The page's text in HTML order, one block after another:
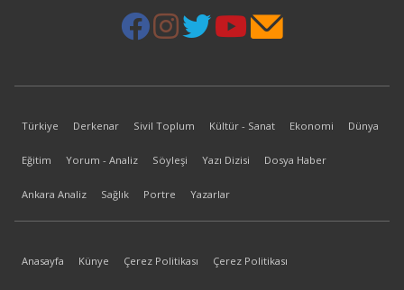
Türkiye Derkenar Sivil Toplum Kültür - Sanat Ekonomi Dünya
Eğitim Yorum - Analiz Söyleşi Yazı Dizisi Dosya Haber
Ankara Analiz Sağlık Portre Yazarlar
Anasayfa Künye Çerez Politikası Çerez Politikası